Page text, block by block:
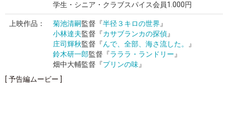
学生・シニア・クラブスパイス会員1.000円
上映作品： 菊池清嗣監督『半径３キロの世界 』
小林達夫監督『カサブランカの探偵』
庄司輝秋監督『んで、全部、海さ流した。
』
鈴木研一郎監督『ラララ・ランドリー 』
畑中大輔監督『プリンの味』
[ 予告編ムービー ]